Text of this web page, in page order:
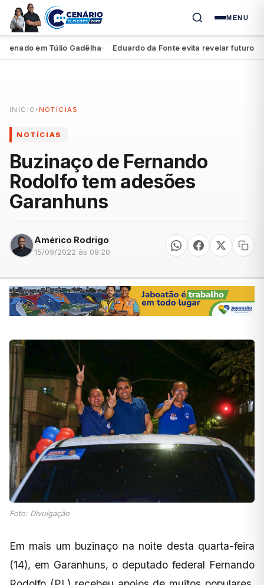
MENU
em Túlio Gadêlha● Eduardo da Fonte evita revelar futuro de
INÍCIO › NOTÍCIAS
NOTÍCIAS
Buzinaço de Fernando
Rodolfo tem adesões
Garanhuns
Américo Rodrigo
15/09/2022 às 08:20
Foto: Divulgação
Em mais um buzinaço na noite desta quarta-feira
(14), em Garanhuns, o deputado federal Fernando